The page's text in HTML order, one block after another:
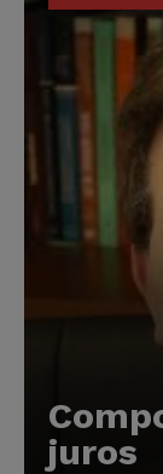
juros